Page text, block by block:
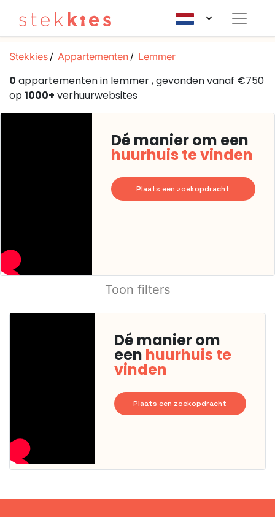
Stekkies Appartementen Lemmer
0 appartementen in lemmer , gevonden vanaf €750
op1000+ verhuurwebsites
Dé manier om een
huurhuis te vinden
Plaats een zoekopdracht
Toon filters
Dé manier om
een huurhuis te
vinden
Plaats een zoekopdracht